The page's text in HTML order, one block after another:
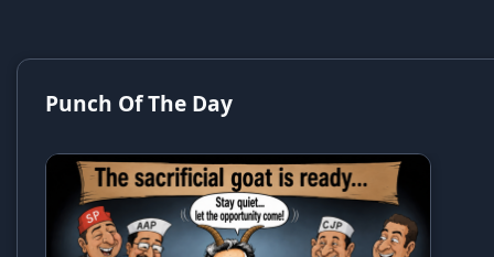
Punch Of The Day